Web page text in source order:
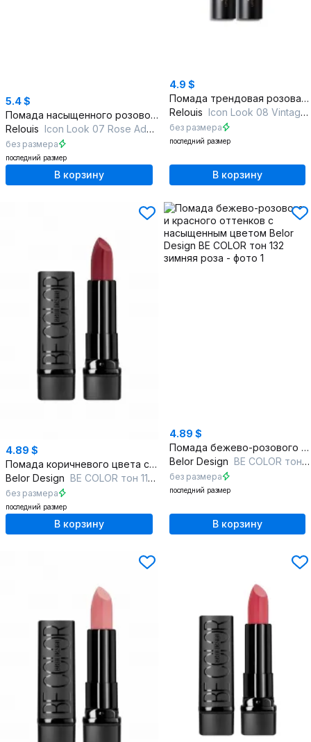
5.4 $
Помада насыщенного розового оттенка с матовым покрытием
Relouis Icon Look 07 Rose Addict
без размера
последний размер
В корзину
4.9 $
Помада трендовая розовая с мягким матовым финишем
Relouis Icon Look 08 Vintage Dreams
без размера
последний размер
В корзину
4.89 $
Помада коричневого цвета с насыщенным и глянцевым покрытием
Belor Design BE COLOR тон 118 молочный шоколад
без размера
последний размер
В корзину
4.89 $
Помада бежево-розового и красного оттенков с насыщенным цветом
Belor Design BE COLOR тон 132 зимняя роза
без размера
последний размер
В корзину